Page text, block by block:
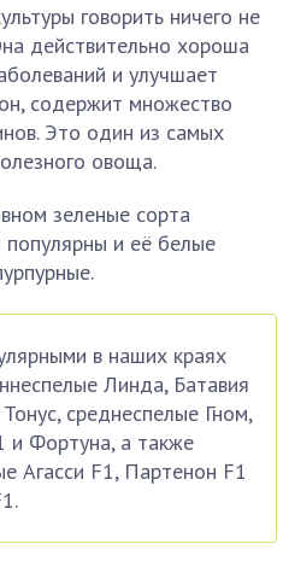
говорить ничего не
действительно хороша
и улучшает
содержит множество
Это один из самых
овоща.
зеленые сорта
и её белые
в наших краях
Линда, Батавия
среднеспелые Гном,
и Фортуна, а также
Агасси F1, Партенон F1